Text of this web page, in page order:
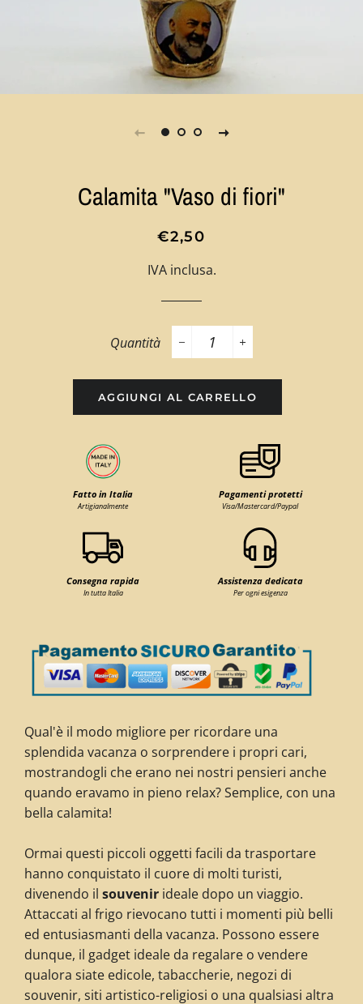
Calamita "Vaso di fiori"
Prezzo
listino
Prezzo
€2,50
IVA inclusa.
Quantità
−
+
AGGIUNGI AL CARRELLO
Fatto in Italia
Artigianalmente
Pagamenti protetti
Visa/Mastercard/Paypal
Consegna rapida
In tutta Italia
Assistenza dedicata
Per ogni esigenza
Qual'è il modo migliore per ricordare una
splendida vacanza o sorprendere i propri cari,
mostrandogli che erano nei nostri pensieri anche
quando eravamo in pieno relax? Semplice, con una
bella calamita!
Ormai questi piccoli oggetti facili da trasportare
hanno conquistato il cuore di molti turisti,
divenendo il souvenir ideale dopo un viaggio.
Attaccati al frigo rievocano tutti i momenti più belli
ed entusiasmanti della vacanza. Possono essere
dunque, il gadget ideale da regalare o vendere
qualora siate edicole, tabaccherie, negozi di
souvenir, siti artistico-religiosi o una qualsiasi altra